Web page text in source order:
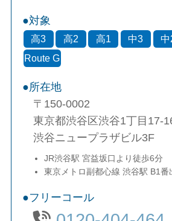
対象
高3 高2 高1 中3 中
Route G
所在地
〒150-0002
東京都渋谷区渋谷1丁目17-
渋谷ニュープラザビル3F
JR渋谷駅 宮益坂口より徒歩6分
東京メトロ副都心線 渋谷駅 B1番
フリーコール